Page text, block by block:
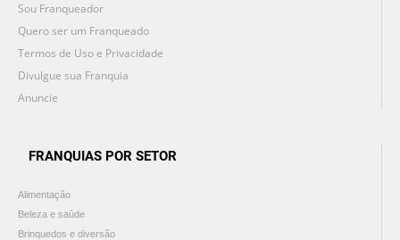
Sou Franqueador
Quero ser um Franqueado
Termos de Uso e Privacidade
Divulgue sua Franquia
Anuncie
FRANQUIAS POR SETOR
Alimentação
Beleza e saúde
Brinquedos e diversão